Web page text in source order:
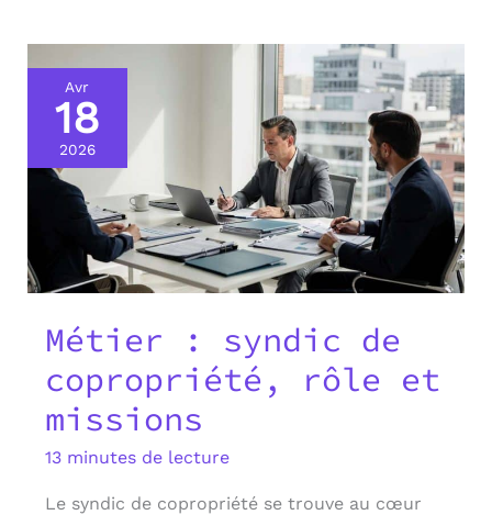
Avr
18
2026
Métier : syndic de
copropriété, rôle et
missions
13 minutes de lecture
Le syndic de copropriété se trouve au cœur